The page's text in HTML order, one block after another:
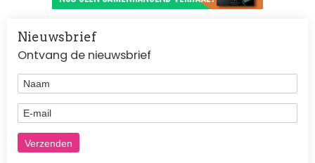
Nieuwsbrief
Ontvang de nieuwsbrief
Naam
E-mail